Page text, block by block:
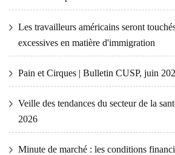
Les travailleurs américains seront
excessives en matière d'immigration
Pain et Cirques | Bulletin CUSP, juin
Veille des tendances du secteur de la
2026
Minute de marché : les conditions